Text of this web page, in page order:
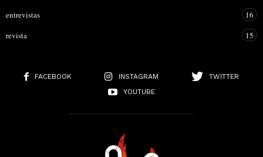
entrevistas
16
revista
15
FACEBOOK INSTAGRAM
TWITTER
YOUTUBE